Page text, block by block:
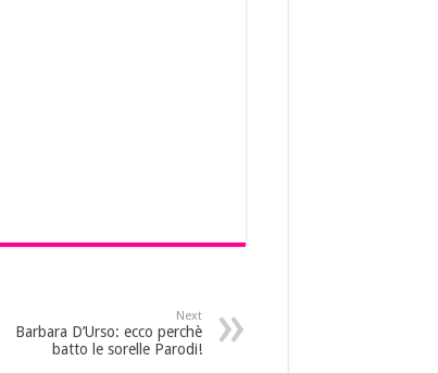
Next
Barbara D’Urso: ecco perchè
batto le sorelle Parodi!